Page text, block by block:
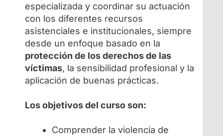
especializada y coordinar su actuación
con los diferentes recursos
asistenciales e institucionales, siempre
desde un enfoque basado en la
protección de los derechos de las
víctimas, la sensibilidad profesional y la
aplicación de buenas prácticas.
Los objetivos del curso son:
Comprender la violencia de